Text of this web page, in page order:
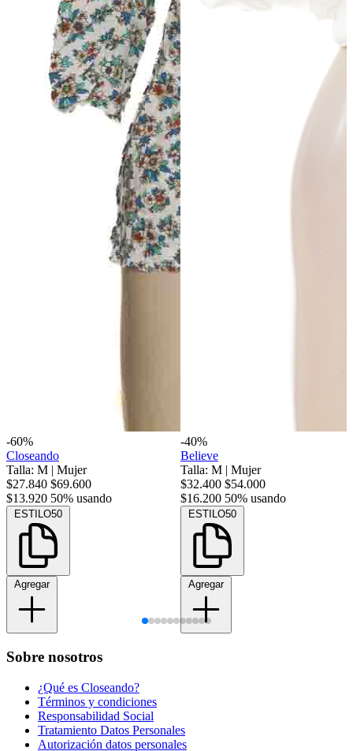
-60%
Closeando
Talla: M | Mujer
$27.840 $69.600
$13.920 50% usando
ESTILO50
Agregar
-40%
Believe
Talla: M | Mujer
$32.400 $54.000
$16.200 50% usando
ESTILO50
Agregar
Sobre nosotros
¿Qué es Closeando?
Términos y condiciones
Responsabilidad Social
Tratamiento Datos Personales
Autorización datos personales